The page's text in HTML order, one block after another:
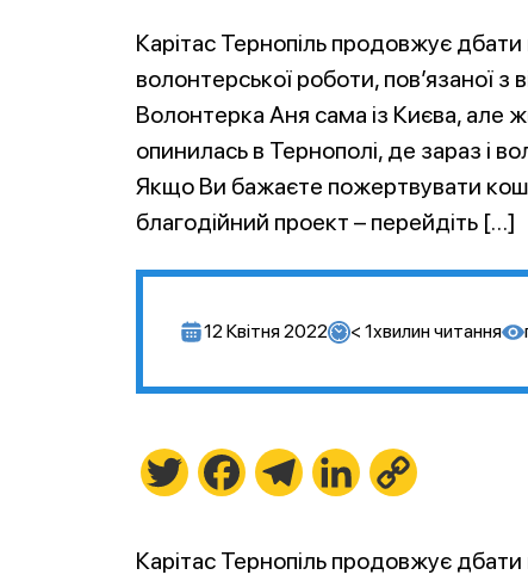
Карітас Тернопіль продовжує дбати
волонтерської роботи, пов’язаної з
Волонтерка Аня сама із Києва, але
опинилась в Тернополі, де зараз і
Якщо Ви бажаєте пожертвувати
благодійний проект – перейдіть […]
12 Квітня 2022 < 1хвилин читання
Twitter FacebookTelegramLinkedIn
Карітас Тернопіль продовжує дбати